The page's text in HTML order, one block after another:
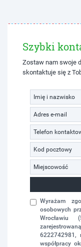
Szybki
Zostaw nam swoje
skontaktuje się z
Wyrażam
osobowych
6222742981,
współpracy